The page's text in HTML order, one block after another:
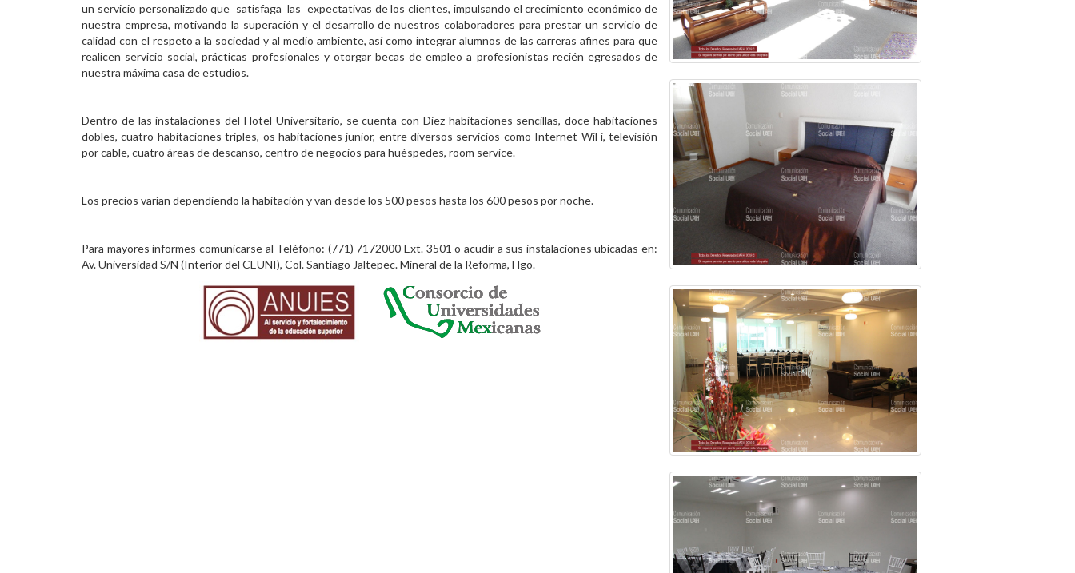
un servicio personalizado que satisfaga las expectativas de los clientes, impulsando el crecimiento económico de
nuestra empresa, motivando la superación y el desarrollo de nuestros colaboradores para prestar un servicio de
calidad con el respeto a la sociedad y al medio ambiente, así como integrar alumnos de las carreras afines para que
realicen servicio social, prácticas profesionales y otorgar becas de empleo a profesionistas recién egresados de
nuestra máxima casa de estudios.
Dentro de las instalaciones del Hotel Universitario, se cuenta con Diez habitaciones sencillas, doce habitaciones
dobles, cuatro habitaciones triples, os habitaciones junior, entre diversos servicios como Internet WiFi, televisión
por cable, cuatro áreas de descanso, centro de negocios para huéspedes, room service.
Los precios varían dependiendo la habitación y van desde los 500 pesos hasta los 600 pesos por noche.
Para mayores informes comunicarse al Teléfono: (771) 7172000 Ext. 3501 o acudir a sus instalaciones ubicadas en:
Av. Universidad S/N (Interior del CEUNI), Col. Santiago Jaltepec. Mineral de la Reforma, Hgo.